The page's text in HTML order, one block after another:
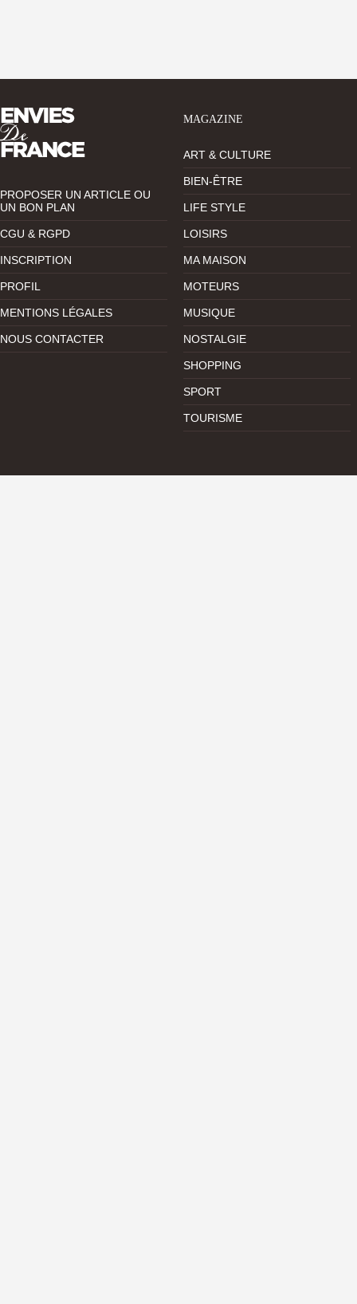
PROPOSER UN ARTICLE OU
UN BON PLAN
CGU & RGPD
INSCRIPTION
PROFIL
MENTIONS LÉGALES
NOUS CONTACTER
MAGAZINE
ART & CULTURE
BIEN-ÊTRE
LIFE STYLE
LOISIRS
MA MAISON
MOTEURS
MUSIQUE
NOSTALGIE
SHOPPING
SPORT
TOURISME